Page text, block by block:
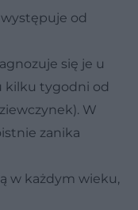
od
się je u
kilku tygodni od
W
zanika
w każdym wieku,